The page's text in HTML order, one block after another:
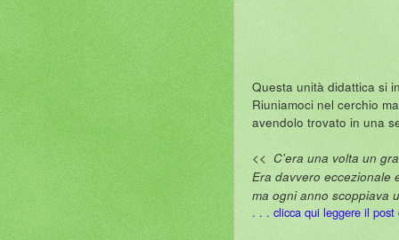
Questa unità didattica si
Riuniamoci nel cerchio
avendolo trovato in una
<< C'era una volta un
Era davvero eccezionale
ma ogni anno scoppiava
. . . clicca qui leggere il post